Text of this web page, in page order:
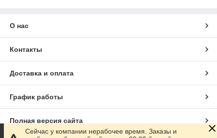
О нас
Контакты
Доставка и оплата
График работы
Полная версия сайта
Сейчас у компании нерабочее время. Заказы и